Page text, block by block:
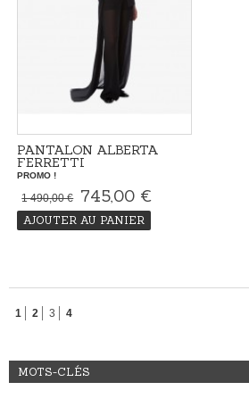
PANTALON ALBERTA
FERRETTI
PROMO !
1 490,00 € 745,00 €
AJOUTER AU PANIER
1 2 3 4
MOTS-CLÉS